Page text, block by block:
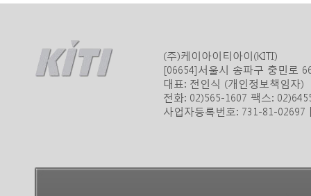
(주)케이아이티아이(KITI)
[06654]서울시 송파구 충민로
대표: 전인식 (개인정보책임자)
전화: 02)565-1607 팩스:
사업자등록번호: 731-81-